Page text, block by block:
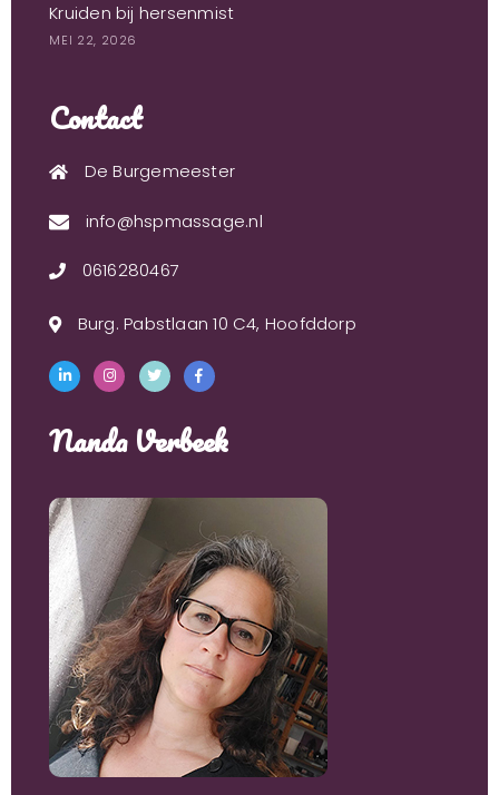
Kruiden bij hersenmist
MEI 22, 2026
Contact
De Burgemeester
info@hspmassage.nl
0616280467
Burg. Pabstlaan 10 C4, Hoofddorp
Nanda Verbeek